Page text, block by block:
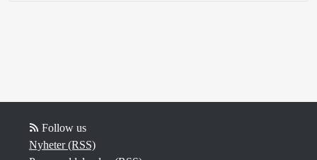
Follow us
Nyheter (RSS)